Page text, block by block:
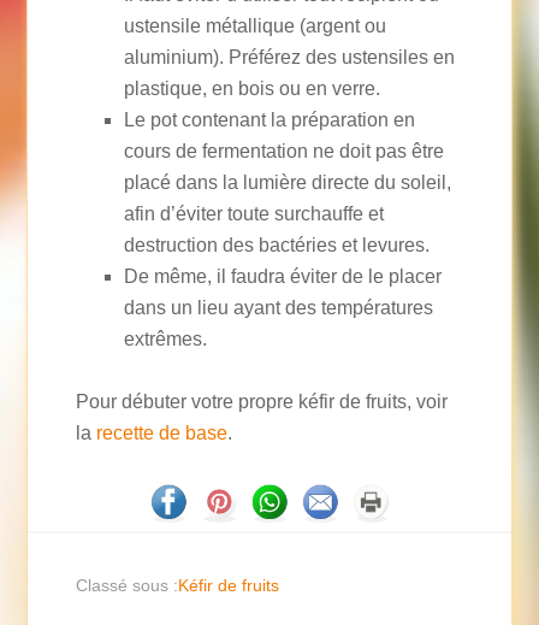
ustensile métallique (argent ou
aluminium). Préférez des ustensiles en
plastique, en bois ou en verre.
Le pot contenant la préparation en
cours de fermentation ne doit pas être
placé dans la lumière directe du soleil,
afin d’éviter toute surchauffe et
destruction des bactéries et levures.
De même, il faudra éviter de le placer
dans un lieu ayant des températures
extrêmes.
Pour débuter votre propre kéfir de fruits, voir
la recette de base.
Classé sous :Kéfir de fruits